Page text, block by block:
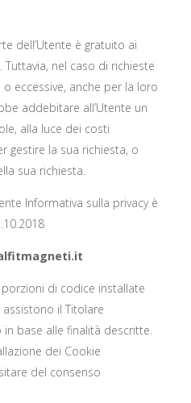
dell’Utente è gratuito ai
Tuttavia, nel caso di richieste
eccessive, anche per la loro
addebitare all’Utente un
alla luce dei costi
gestire la sua richiesta, o
sua richiesta.
Informativa sulla privacy è
di codice installate
il Titolare
in base alle finalità descritte.
dei Cookie
del consenso